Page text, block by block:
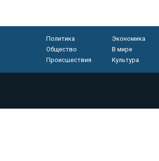
Политика
Экономика
Общество
В мире
Происшествия
Культура
Федеральной службе по надзору в сфере